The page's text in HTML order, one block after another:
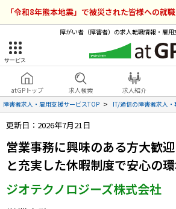
「令和8年熊本地震」で被災された皆様への就
障がい者（障害者）の求人転職情報・雇用
サービス
atGPトップ 求人検索 求人紹介
障害者求人・雇用支援サービスTOP
IT/通信の障害者求人
更新日：2026年7月21日
営業事務に興味のある方大歓
と充実した休暇制度で安心の環
ジオテクノロジーズ株式会社
障害者雇用のアットジ
サービスライン
就転職支援サービス
障害者専門の就転職支援サービス
ログイン
atGPトップ
各種サービス
求人を検索する